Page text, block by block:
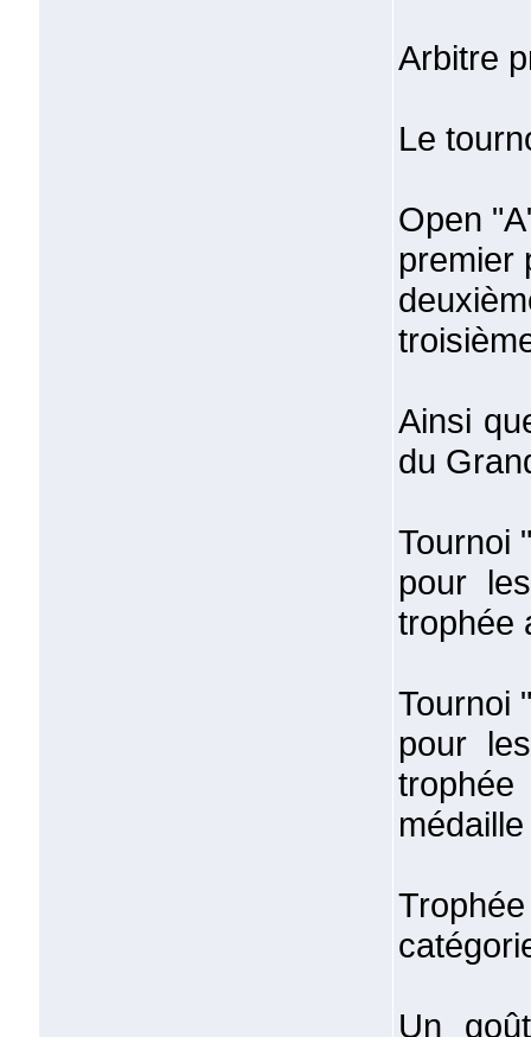
Arbitre
Le
Open
premier
Ainsi
du
Tournoi
pour
trophée
Tournoi
pour
Un